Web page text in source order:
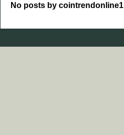
No posts by cointrendonline1